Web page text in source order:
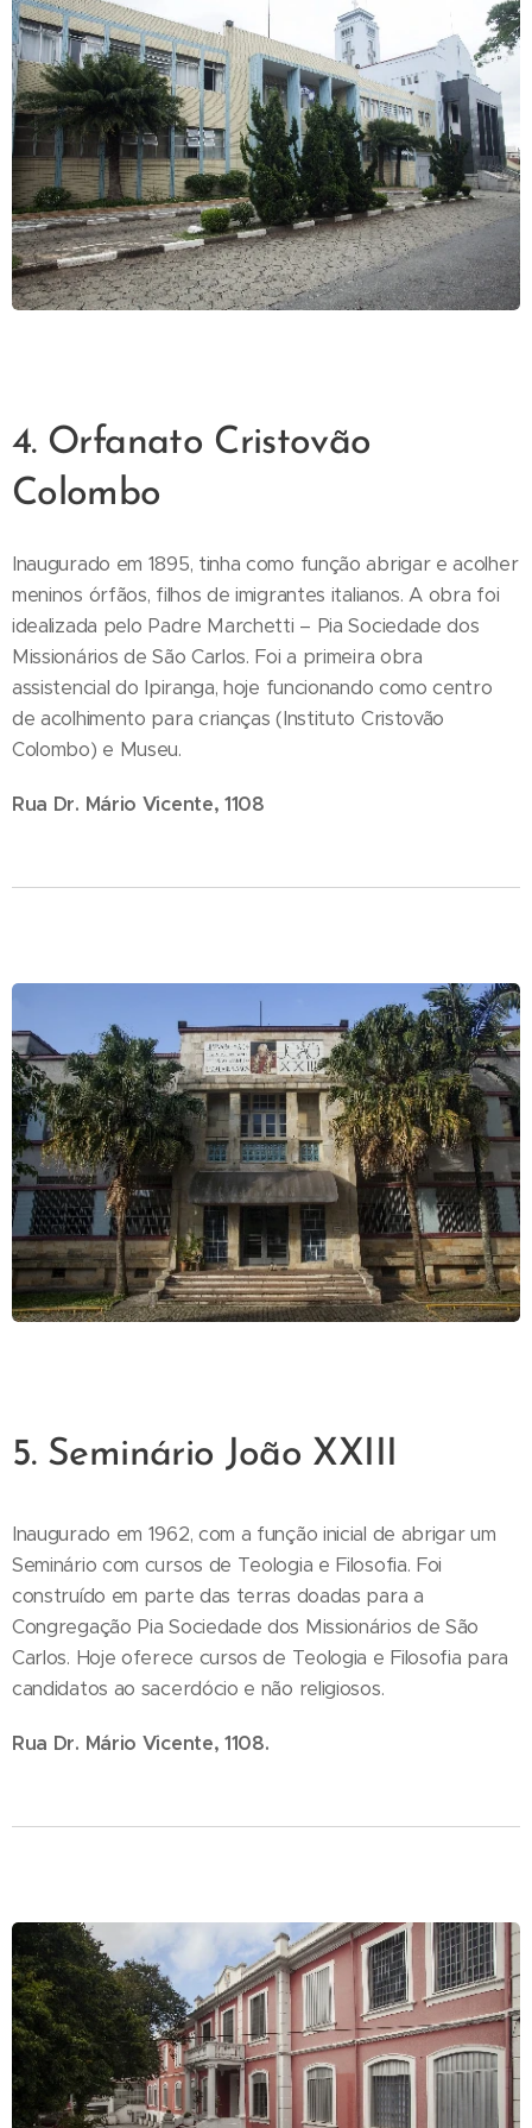
4. Orfanato Cristovão
Colombo
Inaugurado em 1895, tinha como função abrigar e acolher
meninos órfãos, filhos de imigrantes italianos. A obra foi
idealizada pelo Padre Marchetti – Pia Sociedade dos
Missionários de São Carlos. Foi a primeira obra
assistencial do Ipiranga, hoje funcionando como centro
de acolhimento para crianças (Instituto Cristovão
Colombo) e Museu.
Rua Dr. Mário Vicente, 1108
5. Seminário João XXIII
Inaugurado em 1962, com a função inicial de abrigar um
Seminário com cursos de Teologia e Filosofia. Foi
construído em parte das terras doadas para a
Congregação Pia Sociedade dos Missionários de São
Carlos. Hoje oferece cursos de Teologia e Filosofia para
candidatos ao sacerdócio e não religiosos.
Rua Dr. Mário Vicente, 1108.